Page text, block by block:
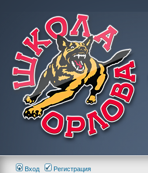
Вход Регистрация